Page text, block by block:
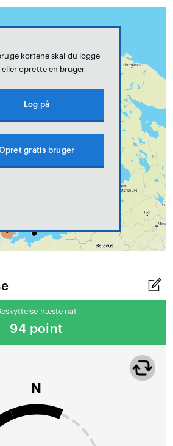
kortene skal du logge
eller oprette en bruger
Log på
gratis bruger
næste nat
94 point
N